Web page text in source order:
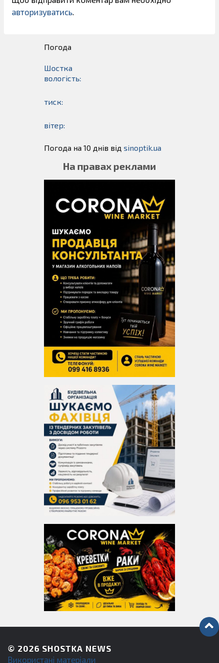
авторизуватись.
Погода
Шостка
вологість:
тиск:
вітер:
Погода на 10 днів від sinoptik.ua
На правах реклами
© 2026 SHOSTKA NEWS
Використані матеріали